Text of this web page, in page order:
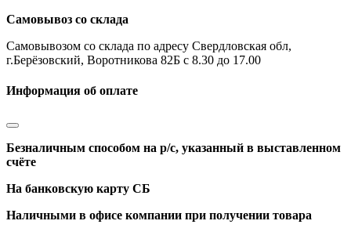
Самовывоз со склада
Самовывозом со склада по адресу Свердловская обл,
г.Берёзовский, Воротникова 82Б с 8.30 до 17.00
Информация об оплате
Безналичным способом на р/с, указанный в выставленном
счёте
На банковскую карту СБ
Наличными в офисе компании при получении товара